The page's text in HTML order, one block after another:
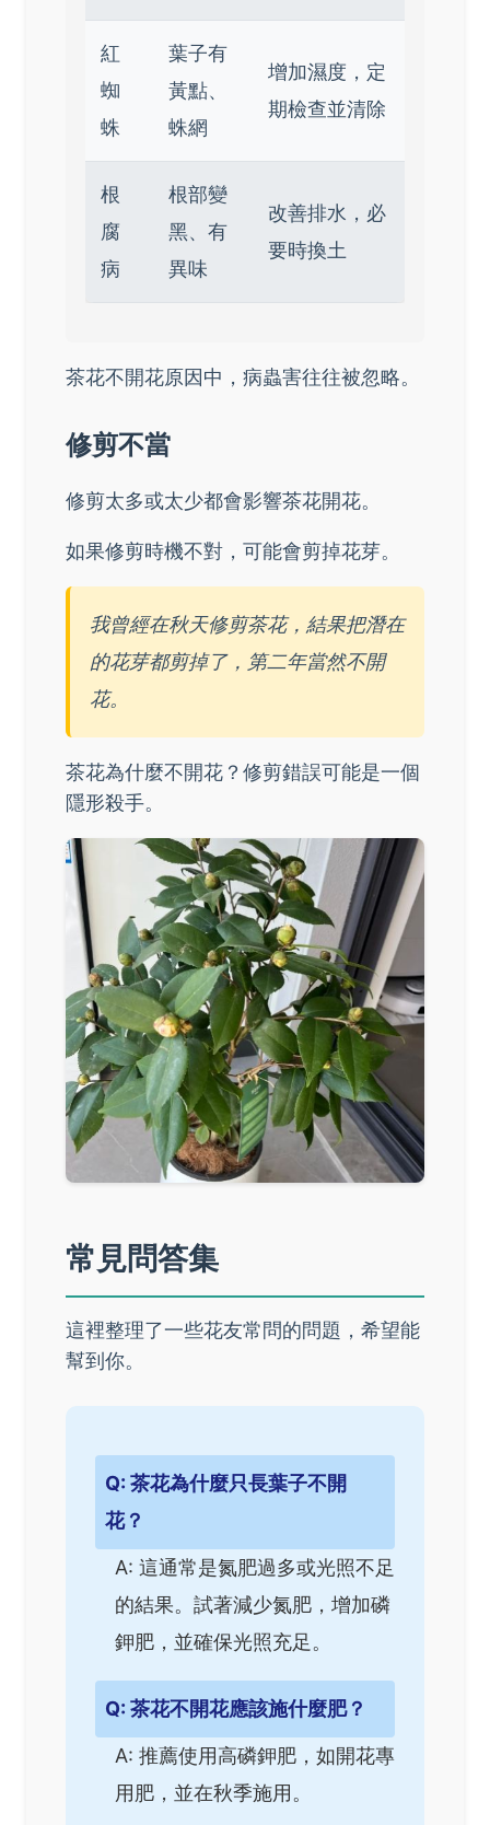
紅
蜘
蛛
葉子有
黃點、
蛛網
增加濕度，定
期檢查並清除
根
腐
病
根部變
黑、有
異味
改善排水，必
要時換土
茶花不開花原因中，病蟲害往往被忽略。
修剪不當
修剪太多或太少都會影響茶花開花。
如果修剪時機不對，可能會剪掉花芽。
我曾經在秋天修剪茶花，結果把潛在
的花芽都剪掉了，第二年當然不開
花。
茶花為什麼不開花？修剪錯誤可能是一個
隱形殺手。
常見問答集
這裡整理了一些花友常問的問題，希望能
幫到你。
Q: 茶花為什麼只長葉子不開
花？
A: 這通常是氮肥過多或光照不足
的結果。試著減少氮肥，增加磷
鉀肥，並確保光照充足。
Q: 茶花不開花應該施什麼肥？
A: 推薦使用高磷鉀肥，如開花專
用肥，並在秋季施用。